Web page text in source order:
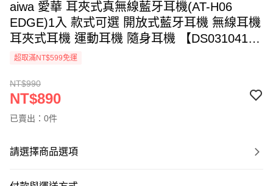
aiwa 愛華 耳夾式真無線藍牙耳機(AT-H06
EDGE)1入 款式可選 開放式藍牙耳機 無線耳機
耳夾式耳機 運動耳機 隨身耳機 【DS031041】
空運禁送
超取滿NT$599免運
NT$990
NT$890
已賣出：0件
請選擇商品選項